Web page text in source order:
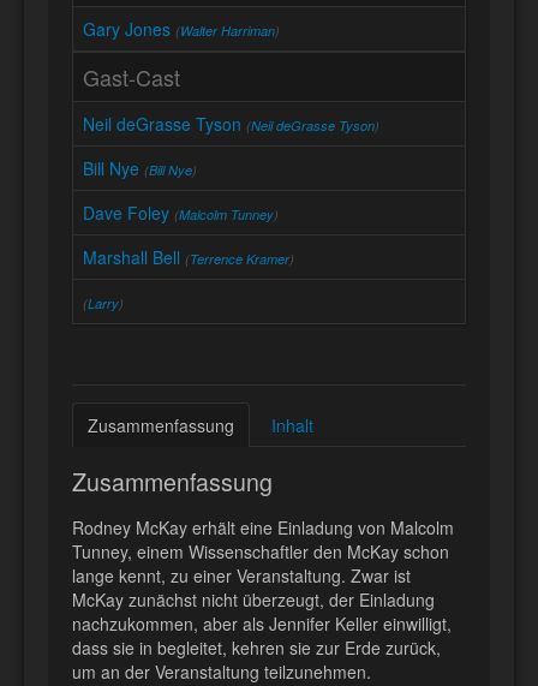
Gary Jones (Walter Harriman)
Gast-Cast
Neil deGrasse Tyson (Neil deGrasse Tyson)
Bill Nye (Bill Nye)
Dave Foley (Malcolm Tunney)
Marshall Bell (Terrence Kramer)
(Larry)
Zusammenfassung Inhalt
Zusammenfassung
Rodney McKay erhält eine Einladung von Malcolm
Tunney, einem Wissenschaftler den McKay schon
lange kennt, zu einer Veranstaltung. Zwar ist
McKay zunächst nicht überzeugt, der Einladung
nachzukommen, aber als Jennifer Keller einwilligt,
dass sie in begleitet, kehren sie zur Erde zurück,
um an der Veranstaltung teilzunehmen.